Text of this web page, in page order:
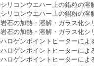
シリコンウエハー上の鉛粒の溶
シリコンウエハー上の錫粉の溶
岩石の加熱・溶解・ガラス化シ
岩石の加熱・溶解・ガラス化シ
ハロゲンポイントヒーターによ
ハロゲンポイントヒーターによ
ハロゲンポイントヒーターによ